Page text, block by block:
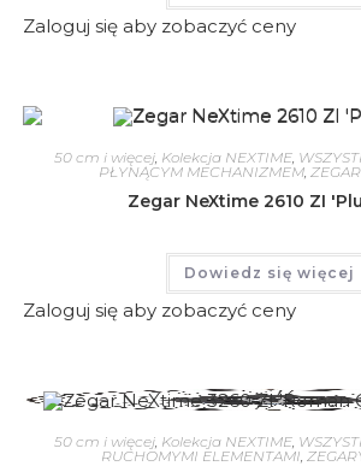
Zaloguj się aby zobaczyć ceny
50 cm i więcej, Kolekcja NEXTIME,
PŁYNĄCYM MECHANIZMEM,
Zegar NeXtime 2610 ZI
Dowiedz się więcej
Zaloguj się aby zobaczyć ceny
50 cm i więcej, Kolekcja NEXTIME,
RUCHOMYMI ELEMENTAMI